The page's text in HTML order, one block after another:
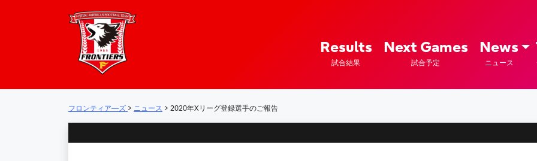
メインナビゲーション
Results
試合結果
Next Games
試合予定
News
ニュース
フロンティア―ズ > ニュース > 2020年Xリーグ登録選手のご報告